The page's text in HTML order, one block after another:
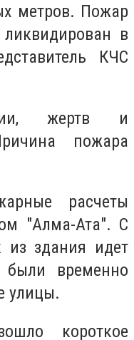
метров. Пожар
в
КЧС
жертв и
пожара
расчеты
"Алма-Ата". С
здания идет
временно
улицы.
короткое